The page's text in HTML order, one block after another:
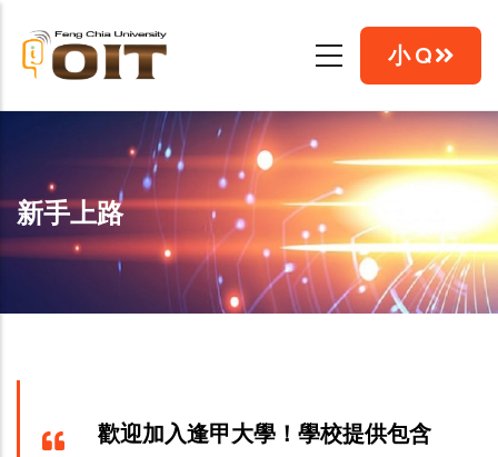
小 Q
新手上路
歡迎加入逢甲大學！學校提供包含